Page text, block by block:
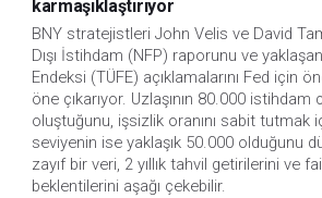
karmaşıklaştırıyor
BNY stratejistleri John Velis ve David
Dışı İstihdam (NFP) raporunu ve
Endeksi (TÜFE) açıklamalarını Fed için
öne çıkarıyor. Uzlaşının 80.000 istihdam
oluştuğunu, işsizlik oranını sabit tutmak
seviyenin ise yaklaşık 50.000 olduğunu
zayıf bir veri, 2 yıllık tahvil getirilerini ve
beklentilerini aşağı çekebilir.